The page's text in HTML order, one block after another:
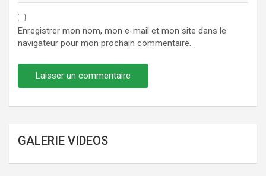
Enregistrer mon nom, mon e-mail et mon site dans le
navigateur pour mon prochain commentaire.
GALERIE VIDEOS